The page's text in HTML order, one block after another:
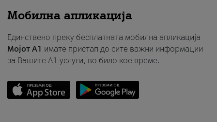
Мобилна апликација
Единствено преку бесплатната мобилна апликација
Мојот A1 имате пристап до сите важни информации
за Вашите A1 услуги, во било кое време.